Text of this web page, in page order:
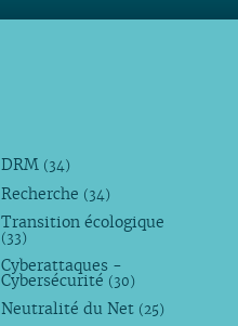
DRM (34)
Recherche (34)
Transition écologique
(33)
Cyberattaques -
Cybersécurité (30)
Neutralité du Net (25)